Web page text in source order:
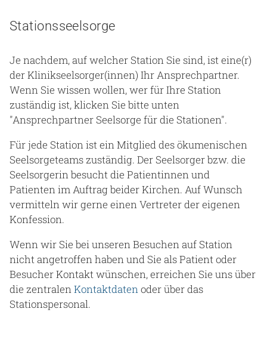
Stationsseelsorge
Je nachdem, auf welcher Station Sie sind, ist eine(r)
der Klinikseelsorger(innen) Ihr Ansprechpartner.
Wenn Sie wissen wollen, wer für Ihre Station
zuständig ist, klicken Sie bitte unten
"Ansprechpartner Seelsorge für die Stationen".
Für jede Station ist ein Mitglied des ökumenischen
Seelsorgeteams zuständig. Der Seelsorger bzw. die
Seelsorgerin besucht die Patientinnen und
Patienten im Auftrag beider Kirchen. Auf Wunsch
vermitteln wir gerne einen Vertreter der eigenen
Konfession.
Wenn wir Sie bei unseren Besuchen auf Station
nicht angetroffen haben und Sie als Patient oder
Besucher Kontakt wünschen, erreichen Sie uns über
die zentralenKontaktdatenoder über das
Stationspersonal.